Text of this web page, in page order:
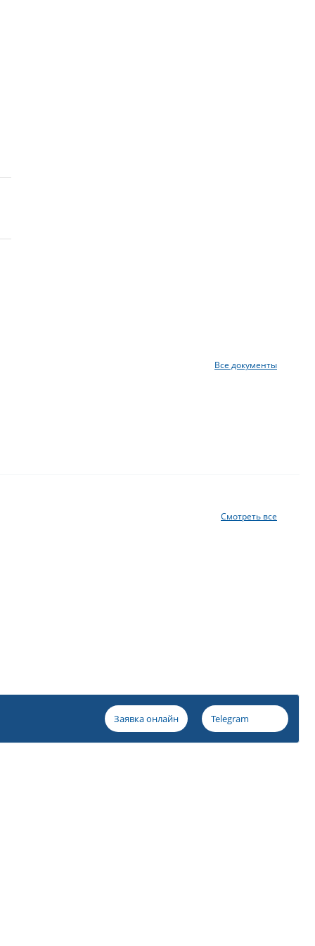
Все документы
Смотреть все
Заявка онлайн Telegram